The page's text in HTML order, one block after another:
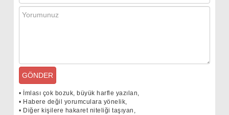
GÖNDER
• İmlası çok bozuk, büyük harfle yazılan,
• Habere değil yorumculara yönelik,
• Diğer kişilere hakaret niteliği taşıyan,